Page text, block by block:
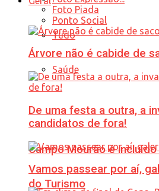
Tudo
Saúde
Campo Mourão é
do Turismo
Foto Piada
Ponto Social
Árvore não é cabide de
De uma festa a outra, a
candidatos de fora!
Vamos passear por aí,